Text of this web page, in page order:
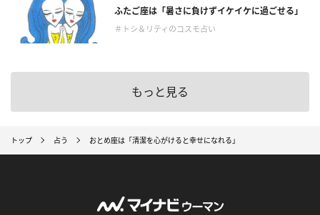
ふたご座は「暑さに負けずイケイケに過ごせる」
＃トシ＆リティのコスモ占い
もっと見る
トップ 占う おとめ座は「清潔を心がけると幸せになれる」